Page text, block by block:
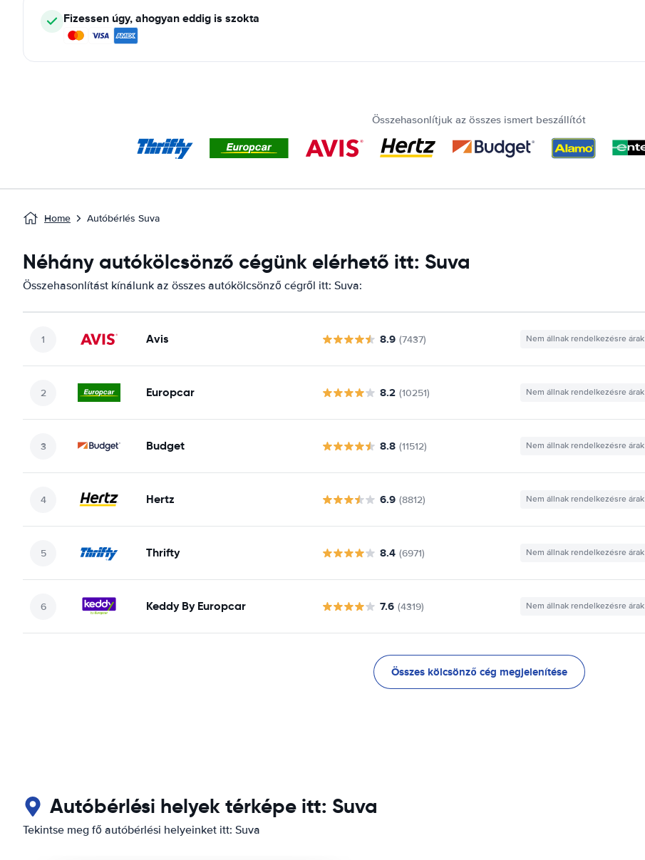
Fizessen úgy, ahogyan eddig is szokta
Összehasonlítjuk az összes ismert beszállítót
Home Autóbérlés Suva
Néhány autókölcsönző cégünk elérhető itt: Suva
Összehasonlítást kínálunk az összes autókölcsönző cégről itt: Suva:
Avis 8.9 (7437) Nem állnak rendelkezésre árak
Europcar 8.2 (10251) Nem állnak rendelkezésre árak
Budget 8.8 (11512) Nem állnak rendelkezésre árak
Hertz 6.9 (8812) Nem állnak rendelkezésre árak
Thrifty 8.4 (6971) Nem állnak rendelkezésre árak
Keddy By Europcar 7.6 (4319) Nem állnak rendelkezésre árak
Összes kölcsönző cég megjelenítése
Autóbérlési helyek térképe itt: Suva
Tekintse meg fő autóbérlési helyeinket itt: Suva